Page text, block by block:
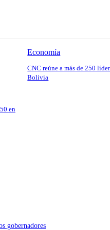
Economía
CNC reúne a más de 250
Bolivia
en
gobernadores